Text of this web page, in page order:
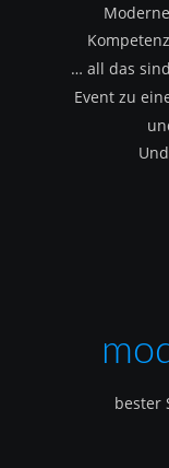
… all das
Event zu
bester